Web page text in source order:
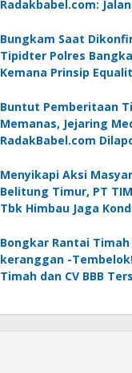
Radakbabel.com:
Bungkam Saat
Tipidter Polres
Kemana Prinsip
Buntut Pemberitaan
Memanas, Jejaring
RadakBabel.com
Menyikapi Aksi
Belitung Timur, PT
Tbk Himbau Jaga
Bongkar Rantai
keranggan -
Timah dan CV BBB